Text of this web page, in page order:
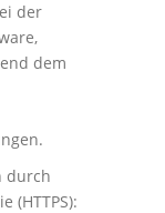
der
dem
durch
(HTTPS):